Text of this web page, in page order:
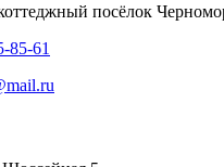
посёлок
85-61